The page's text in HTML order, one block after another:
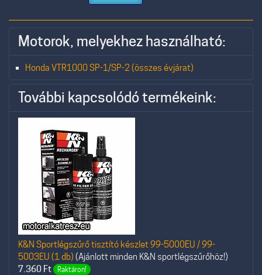
Motorok, melyekhez használható:
Honda VTR1000 SP-1/SP-2 (összes évjárat)
További kapcsolódó termékeink:
K&N Sportlégszűrő tisztító készlet 99-5000EU / 99-
5003EU (1 db) (Ajánlott minden K&N sportlégszűrőhöz!)
7.360 Ft Raktáron!